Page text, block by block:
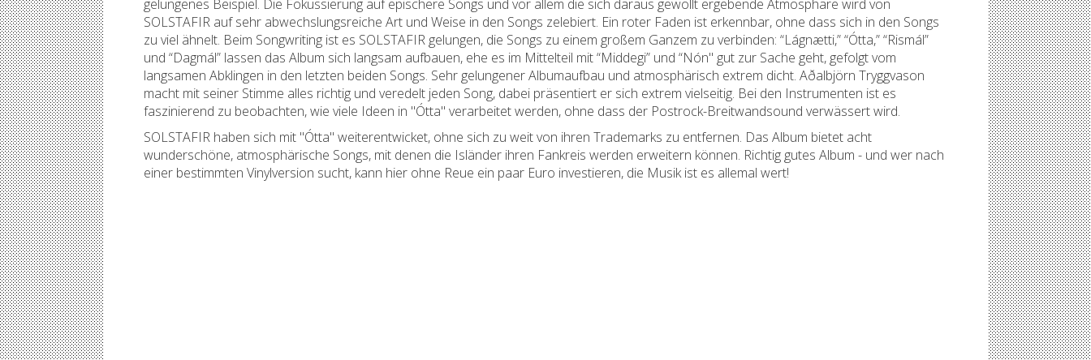
gelungenes Beispiel. Die Fokussierung auf epischere Songs und vor allem die sich daraus gewollt ergebende Atmosphäre wird von
SOLSTAFIR auf sehr abwechslungsreiche Art und Weise in den Songs zelebiert. Ein roter Faden ist erkennbar, ohne dass sich in den Songs
zu viel ähnelt. Beim Songwriting ist es SOLSTAFIR gelungen, die Songs zu einem großem Ganzem zu verbinden: “Lágnætti,” “Ótta,” “Rismál”
und “Dagmál” lassen das Album sich langsam aufbauen, ehe es im Mittelteil mit “Middegi” und “Nón" gut zur Sache geht, gefolgt vom
langsamen Abklingen in den letzten beiden Songs. Sehr gelungener Albumaufbau und atmosphärisch extrem dicht. Aðalbjörn Tryggvason
macht mit seiner Stimme alles richtig und veredelt jeden Song, dabei präsentiert er sich extrem vielseitig. Bei den Instrumenten ist es
faszinierend zu beobachten, wie viele Ideen in "Ótta" verarbeitet werden, ohne dass der Postrock-Breitwandsound verwässert wird.
SOLSTAFIR haben sich mit "Ótta" weiterentwicket, ohne sich zu weit von ihren Trademarks zu entfernen. Das Album bietet acht
wunderschöne, atmosphärische Songs, mit denen die Isländer ihren Fankreis werden erweitern können. Richtig gutes Album - und wer nach
einer bestimmten Vinylversion sucht, kann hier ohne Reue ein paar Euro investieren, die Musik ist es allemal wert!